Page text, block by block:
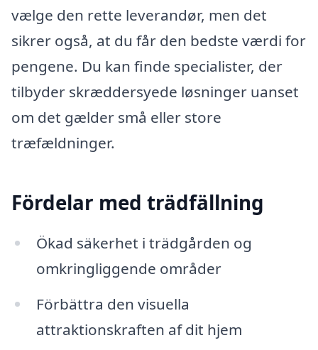
vælge den rette leverandør, men det
sikrer også, at du får den bedste værdi for
pengene. Du kan finde specialister, der
tilbyder skræddersyede løsninger uanset
om det gælder små eller store
træfældninger.
Fördelar med trädfällning
Ökad säkerhet i trädgården og
omkringliggende områder
Förbättra den visuella
attraktionskraften af dit hjem